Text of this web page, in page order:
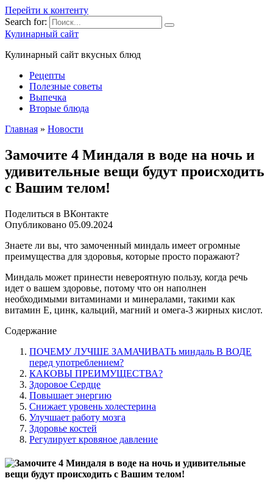
Перейти к контенту
Search for:
Кулинарный сайт
Кулинарный сайт вкусных блюд
Рецепты
Полезные советы
Выпечка
Вторые блюда
Главная » Новости
Замочите 4 Миндаля в воде на ночь и
удивительные вещи будут происходить
с Вашим телом!
Поделиться в ВКонтакте
Опубликовано 05.09.2024
Знаете ли вы, что замоченный миндаль имеет огромные
преимущества для здоровья, которые просто поражают?
Миндаль может принести невероятную пользу, когда речь
идет о вашем здоровье, потому что он наполнен
необходимыми витаминами и минералами, такими как
витамин Е, цинк, кальций, магний и омега-3 жирных кислот.
Содержание
ПОЧЕМУ ЛУЧШЕ ЗАМАЧИВАТЬ миндаль В ВОДЕ
перед употреблением?
КАКОВЫ ПРЕИМУЩЕСТВА?
Здоровое Сердце
Повышает энергию
Снижает уровень холестерина
Улучшает работу мозга
Здоровье костей
Регулирует кровяное давление